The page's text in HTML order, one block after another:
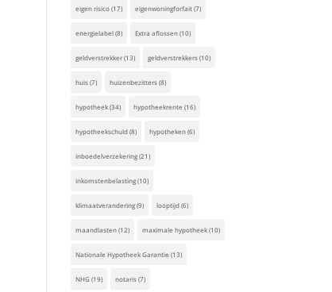
eigen risico(17) eigenwoningforfait(7)
energielabel(8) Extra aflossen(10)
geldverstrekker(13) geldverstrekkers(10)
huis(7) huizenbezitters(8)
hypotheek(34) hypotheekrente (16)
hypotheekschuld(8) hypotheken(6)
inboedelverzekering(21)
inkomstenbelasting(10)
klimaatverandering(9) looptijd(6)
maandlasten(12) maximale hypotheek(10)
Nationale Hypotheek Garantie (13)
NHG(19) notaris(7)